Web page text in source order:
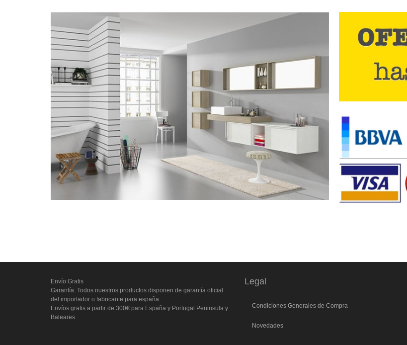
Envío Gratis
Garantía: Todos nuestros productos disponen de garantía oficial
del importador o fabricante para españa.
Envíos gratis a partir de 300€ para España y Portugal Peninsula y
Baleares.
Legal
Condiciones Generales de Compra
Novedades